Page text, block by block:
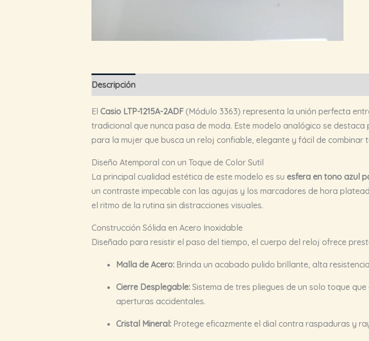
Descripción
El Casio LTP-1215A-2ADF(Módulo 3363) representa la unión perfecta
tradicional que nunca pasa de moda. Este modelo analógico se
para la mujer que busca un reloj confiable, elegante y fácil de
Diseño Atemporal con un Toque de Color Sutil
La principal cualidad estética de este modelo es su esfera en tono azul
un contraste impecable con las agujas y los marcadores de hora
el ritmo de la rutina sin distracciones visuales.
Construcción Sólida en Acero Inoxidable
Diseñado para resistir el paso del tiempo, el cuerpo del reloj ofrece
Malla de Acero:Brinda un acabado pulido brillante, alta
Cierre Desplegable:Sistema de tres pliegues de un solo toque
aperturas accidentales.
Cristal Mineral:Protege eficazmente el dial contra raspaduras y